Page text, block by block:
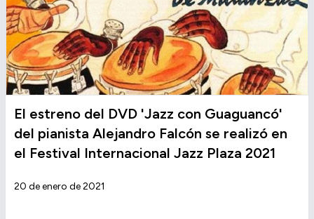
El estreno del DVD 'Jazz con Guaguancó'
del pianista Alejandro Falcón se realizó en
el Festival Internacional Jazz Plaza 2021
20 de enero de 2021